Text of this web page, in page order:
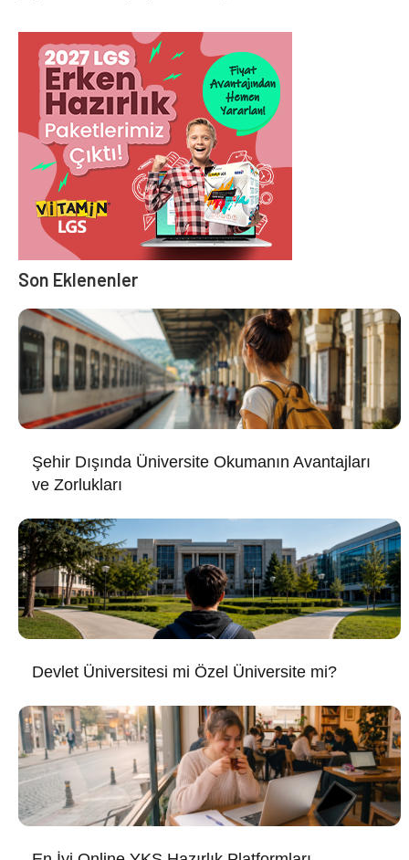
Son Eklenenler
Şehir Dışında Üniversite Okumanın Avantajları
ve Zorlukları
Devlet Üniversitesi mi Özel Üniversite mi?